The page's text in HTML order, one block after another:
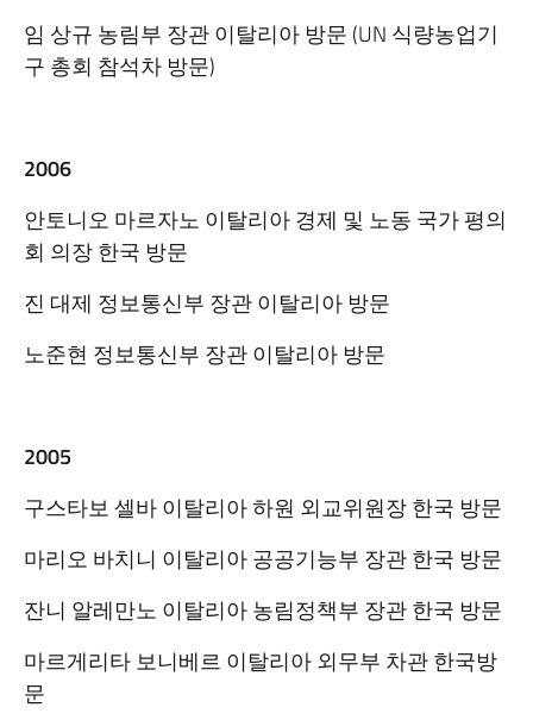
임 상규 농림부 장관 이탈리아 방문 (UN 식량농업기
구 총회 참석차 방문)
2006
안토니오 마르자노 이탈리아 경제 및 노동 국가 평의
회 의장 한국 방문
진 대제 정보통신부 장관 이탈리아 방문
노준현 정보통신부 장관 이탈리아 방문
2005
구스타보 셀바 이탈리아 하원 외교위원장 한국 방문
마리오 바치니 이탈리아 공공기능부 장관 한국 방문
잔니 알레만노 이탈리아 농림정책부 장관 한국 방문
마르게리타 보니베르 이탈리아 외무부 차관 한국방
문